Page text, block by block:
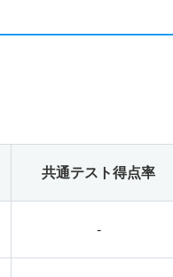
共通テスト得点率
-